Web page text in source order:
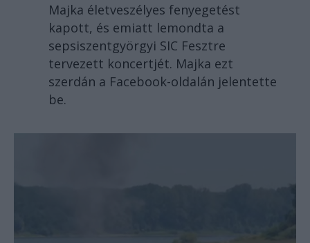
Majka életveszélyes fenyegetést
kapott, és emiatt lemondta a
sepsiszentgyörgyi SIC Fesztre
tervezett koncertjét. Majka ezt
szerdán a Facebook-oldalán jelentette
be.